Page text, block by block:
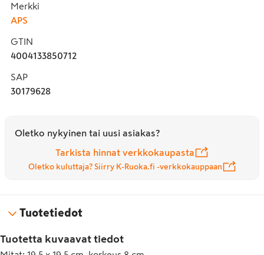
Merkki
APS
GTIN
4004133850712
SAP
30179628
Oletko nykyinen tai uusi asiakas?
Tarkista hinnat verkkokaupasta
Oletko kuluttaja? Siirry K-Ruoka.fi -verkkokauppaan
Tuotetiedot
Tuotetta kuvaavat tiedot